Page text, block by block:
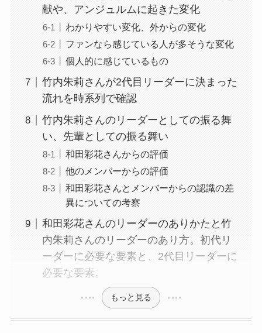
献や、アンジュルムに起きた変化
わかりやすい変化、外からの変化
ファンなら感じている人が多そうな変化
個人的に感じているもの
竹内朱莉さんが2代目リーダーに決まった
流れを時系列で確認
竹内朱莉さんのリーダーとしての振る舞
い、先輩としての振る舞い
和田彩花さんからの評価
他のメンバーからの評価
和田彩花さんとメンバーからの認識の差
異についての考察
和田彩花さんのリーダーのありかたと竹
内朱莉さんのリーダーのあり方。初代リ
ーダーに必要な要素と、2代目リーダーに
必要な要素。
もっと見る